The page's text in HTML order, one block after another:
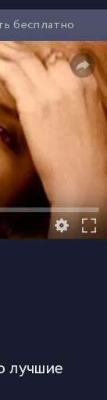
бесплатно
лучшие